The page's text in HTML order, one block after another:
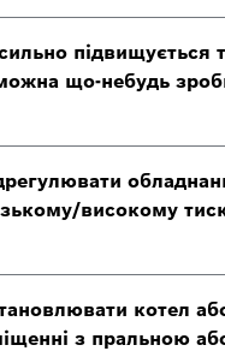
підвищується
що-небудь
високому
котел
з пральною